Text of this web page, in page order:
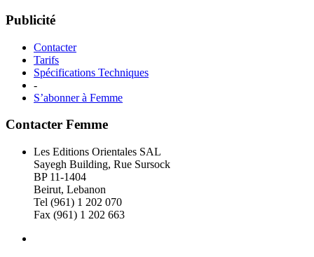
Publicité
Contacter
Tarifs
Spécifications Techniques
-
S’abonner à Femme
Contacter Femme
Les Editions Orientales SAL
Sayegh Building, Rue Sursock
BP 11-1404
Beirut, Lebanon
Tel (961) 1 202 070
Fax (961) 1 202 663